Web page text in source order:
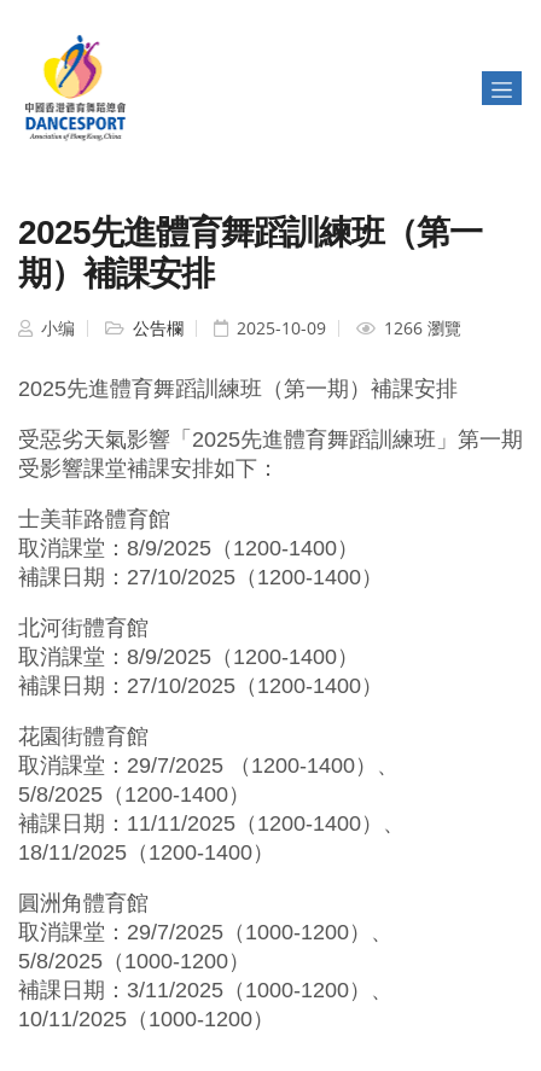
2025先進體育舞蹈訓練班（第一
期）補課安排
小编 公告欄 2025-10-09 1266 瀏覽
2025先進體育舞蹈訓練班（第一期）補課安排
受惡劣天氣影響「2025先進體育舞蹈訓練班」第一期
受影響課堂補課安排如下：
士美菲路體育館
取消課堂：8/9/2025（1200-1400）
補課日期：27/10/2025（1200-1400）
北河街體育館
取消課堂：8/9/2025（1200-1400）
補課日期：27/10/2025（1200-1400）
花園街體育館
取消課堂：29/7/2025 （1200-1400）、
5/8/2025（1200-1400）
補課日期：11/11/2025（1200-1400）、
18/11/2025（1200-1400）
圓洲角體育館
取消課堂：29/7/2025（1000-1200）、
5/8/2025（1000-1200）
補課日期： 3/11/2025 （ 1000-1200）、
10/11/2025 （ 1000-1200）